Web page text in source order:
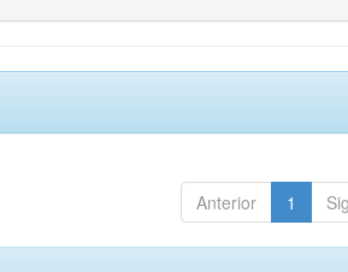
Anterior 1